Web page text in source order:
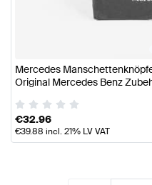
Mercedes
Original Mercedes Benz
€32.96
€39.88 incl. 21% LV VAT